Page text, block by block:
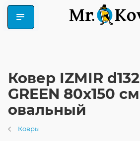
Ковер IZMIR d132
GREEN 80x150 см
овальный
Ковры